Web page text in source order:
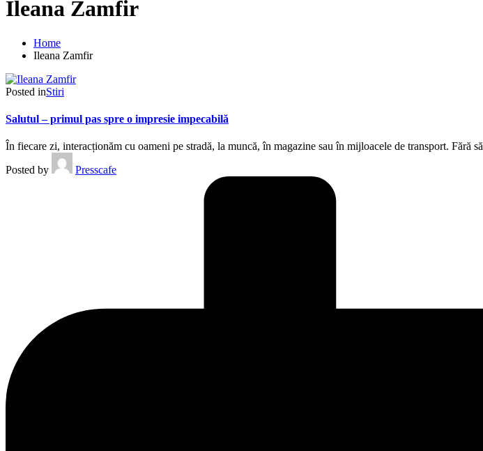
Ileana Zamfir
Home
Ileana Zamfir
Posted inStiri
Salutul – primul pas spre o impresie impecabilă
În fiecare zi, interacționăm cu oameni pe stradă, la muncă, în magazine sau în mijloacele de transport. Fără
Posted by
Presscafe